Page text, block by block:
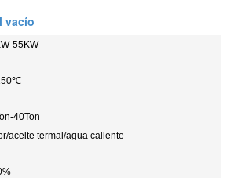
vacío
55KW
40Ton
aceite termal/agua caliente